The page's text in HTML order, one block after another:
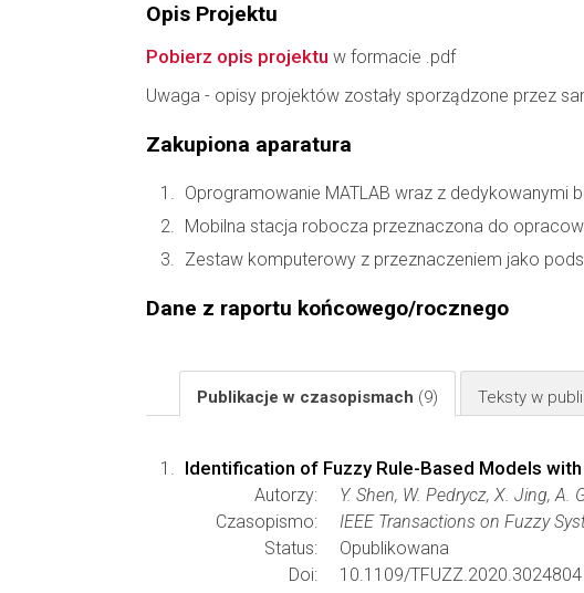
Opis Projektu
Pobierz opis projektu w formacie .pdf
Uwaga - opisy projektów zostały sporządzone przez
Zakupiona aparatura
Oprogramowanie MATLAB wraz z dedykowanymi
Mobilna stacja robocza przeznaczona do
Zestaw komputerowy z przeznaczeniem jako
Dane z raportu końcowego/rocznego
Publikacje w czasopismach (9) Teksty w
Identification of Fuzzy Rule-Based Models
Autorzy:
Y. Shen, W. Pedrycz, X. Jing, A.
Czasopismo:
IEEE Transactions on Fuzzy
Status:
Opublikowana
Doi:
10.1109/TFUZZ.2020.3024804